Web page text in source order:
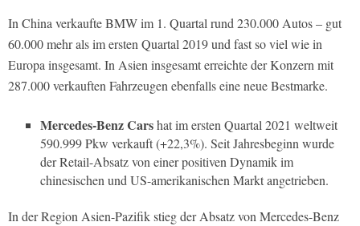
In China verkaufte BMW im 1. Quartal rund 230.000 Autos – gut
60.000 mehr als im ersten Quartal 2019 und fast so viel wie in
Europa insgesamt. In Asien insgesamt erreichte der Konzern mit
287.000 verkauften Fahrzeugen ebenfalls eine neue Bestmarke.
Mercedes-Benz Carshat im ersten Quartal 2021 weltweit
590.999 Pkw verkauft (+22,3%). Seit Jahresbeginn wurde
der Retail-Absatz von einer positiven Dynamik im
chinesischen und US-amerikanischen Markt angetrieben.
In der Region Asien-Pazifik stieg der Absatz von Mercedes-Benz